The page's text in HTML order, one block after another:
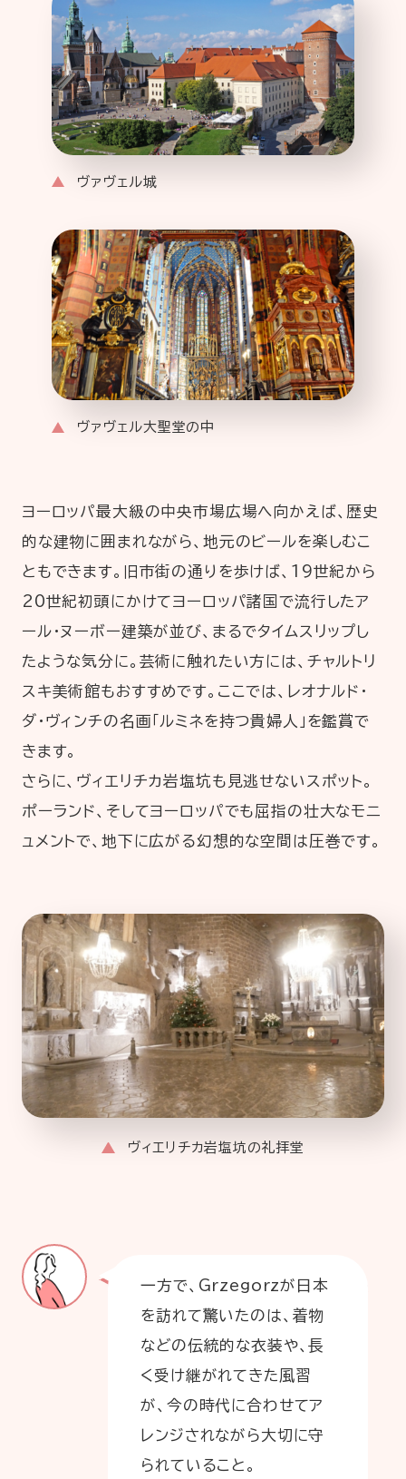
ヴァヴェル城
ヴァヴェル大聖堂の中
ヨーロッパ最大級の中央市場広場へ向かえば、歴史
的な建物に囲まれながら、地元のビールを楽しむこ
ともできます。旧市街の通りを歩けば、19世紀から
20世紀初頭にかけてヨーロッパ諸国で流行したア
ール・ヌーボー建築が並び、まるでタイムスリップし
たような気分に。芸術に触れたい方には、チャルトリ
スキ美術館もおすすめです。ここでは、レオナルド・
ダ・ヴィンチの名画「ルミネを持つ貴婦人」を鑑賞で
きます。
さらに、ヴィエリチカ岩塩坑も見逃せないスポット。
ポーランド、そしてヨーロッパでも屈指の壮大なモニ
ュメントで、地下に広がる幻想的な空間は圧巻です。
ヴィエリチカ岩塩坑の礼拝堂
一方で、Grzegorzが日本
を訪れて驚いたのは、着物
などの伝統的な衣装や、長
く受け継がれてきた風習
が、今の時代に合わせてア
レンジされながら大切に守
られていること。